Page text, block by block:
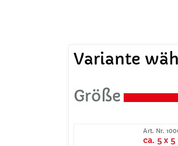
Variante
Größe
Art. Nr.
ca. 5 x